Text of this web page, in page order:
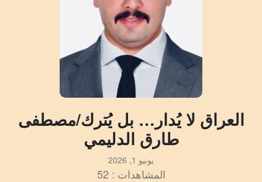
العراق لا يُدار… بل يُترك/مصطفى
طارق الدليمي
يونيو 1, 2026
المشاهدات : 52